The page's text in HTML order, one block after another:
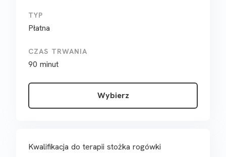
TYP
Płatna
CZAS TRWANIA
90 minut
Wybierz
Kwalifikacja do terapii stożka rogówki